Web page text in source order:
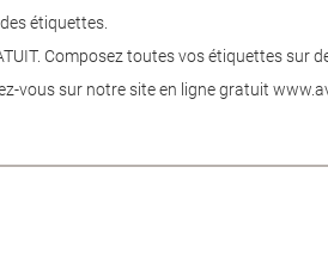
étiquettes.
Composez toutes vos étiquettes sur
vous sur notre site en ligne gratuit